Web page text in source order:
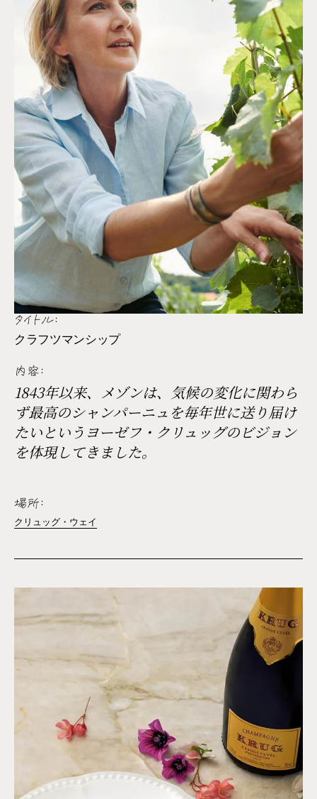
タイトル:
クラフツマンシップ
内容:
1843年以来、メゾンは、気候の変化に関わら
ず最高のシャンパーニュを毎年世に送り届け
たいというヨーゼフ・クリュッグのビジョン
を体現してきました。
場所:
クリュッグ・ウェイ